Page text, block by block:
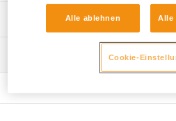
beeinträchtigen.
Kompatibel mit den Stirnlampen
Gewicht: 20 g
Referenz : E073AB00
Garantie : 3 Jahre
Technische Informationen
Gebrauchsanleitung
Das PDF herunterladen
Häufige Fragen
Alle ablehnen Alle
Cookie-